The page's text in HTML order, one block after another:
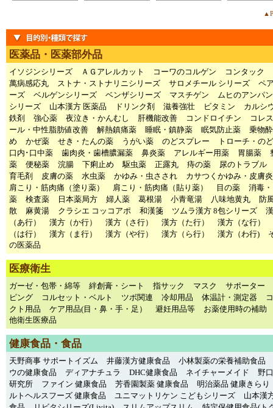
医薬品・医薬部外品
イソジンシリーズ ＡＧアレルカット コーワのコルゲン
コンタック
萬病感応丸
ストナ・ストナリニシリーズ サロメチール シリーズ
ペ
ーズ
ベルゲンシリーズ ベンザシリーズ マスチゲン
ムヒのアンパ
シリーズ
山本漢方 医薬品 ドリンク剤 滋養強壮 ビタミン
カルシ
鉄剤
強心薬 夜泣き・かんむし 肝機能改善 コンドロイチン
コレ
ール・中性脂肪値改善
解熱鎮痛薬 睡眠・鎮静薬 眠気防止薬
乗物
め
かぜ薬 せき・たんの薬 うがい薬 のどスプレー
トローチ・の
口内･口中薬
歯肉炎・歯槽膿漏薬 鼻炎薬 アレルギー用薬 胃腸薬
薬
便秘薬 浣腸 下痢止め 駆虫薬 正露丸 痔の薬
尿のトラブル
育毛剤
皮膚の薬 水虫薬 かゆみ・虫さされ
カサつくかゆみ・皮膚
肩こり・筋肉痛（塗り薬）
肩こり・筋肉痛（貼り薬） 目の薬
消毒
薬
検査薬 日本薬局方 婦人薬 葛根湯 小青竜湯 八味地黄丸
防
散
麻黄湯 クラシエ コッコアポ 和漢箋 ツムラ漢方 8包シリーズ
（あ行）
漢方（か行） 漢方（さ行） 漢方（た行）
漢方（な行）
（は行）
漢方（ま行） 漢方（や行） 漢方（ら行） 漢方（わ行)
の医薬品
医療衛生
ガーゼ・包帯・綿等 絆創膏・シート 指サック マスク
サポーター
ピング
コルセット・ベルト ツボ関連 冷却用品 体温計・測定器
クト用品
ケア用品(目・鼻・手・足） 避妊用品等
お薬使用時の補助
他衛生医療品
健康食品・食品
天野商事 サポートイズム 井藤漢方健康食品
小林製薬の栄養補助食品
ウの健康食品
ディアナチュラ DHC健康食品 ネイチャーメイド
野
研究所
ファイン 健康食品 芳香園製薬 健康食品
明治薬品 健康きらり
ルトヘルスフーズ 健康食品
ユニマットリケン こどもシリーズ
山本漢